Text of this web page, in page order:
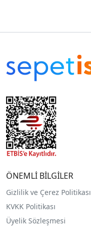
ÖNEMLİ BİLGİLER
Gizlilik ve Çerez Politikası
KVKK Politikası
Üyelik Sözleşmesi